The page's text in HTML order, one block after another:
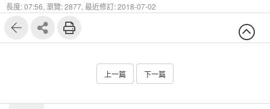
長度: 07:56, 瀏覽: 2877, 最近修訂: 2018-07-02
上一篇 下一篇